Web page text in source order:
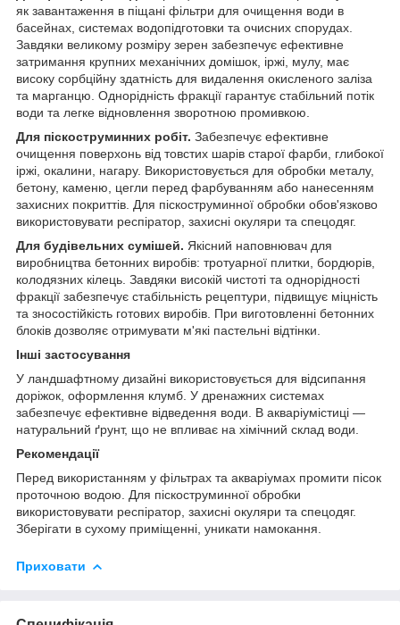
як завантаження в піщані фільтри для очищення води в
басейнах, системах водопідготовки та очисних спорудах.
Завдяки великому розміру зерен забезпечує ефективне
затримання крупних механічних домішок, іржі, мулу, має
високу сорбційну здатність для видалення окисленого заліза
та марганцю. Однорідність фракції гарантує стабільний потік
води та легке відновлення зворотною промивкою.
Для піскоструминних робіт. Забезпечує ефективне
очищення поверхонь від товстих шарів старої фарби, глибокої
іржі, окалини, нагару. Використовується для обробки металу,
бетону, каменю, цегли перед фарбуванням або нанесенням
захисних покриттів. Для піскоструминної обробки обов'язково
використовувати респіратор, захисні окуляри та спецодяг.
Для будівельних сумішей. Якісний наповнювач для
виробництва бетонних виробів: тротуарної плитки, бордюрів,
колодязних кілець. Завдяки високій чистоті та однорідності
фракції забезпечує стабільність рецептури, підвищує міцність
та зносостійкість готових виробів. При виготовленні бетонних
блоків дозволяє отримувати м'які пастельні відтінки.
Інші застосування
У ландшафтному дизайні використовується для відсипання
доріжок, оформлення клумб. У дренажних системах
забезпечує ефективне відведення води. В акваріумістиці —
натуральний ґрунт, що не впливає на хімічний склад води.
Рекомендації
Перед використанням у фільтрах та акваріумах промити пісок
проточною водою. Для піскоструминної обробки
використовувати респіратор, захисні окуляри та спецодяг.
Зберігати в сухому приміщенні, уникати намокання.
Приховати